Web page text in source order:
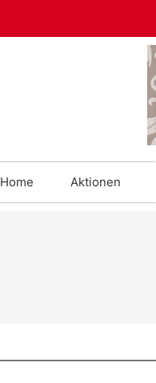
Home Aktionen